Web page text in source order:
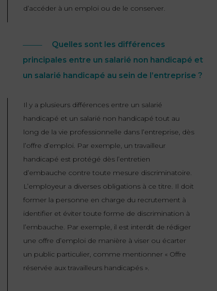
PRÉJUDICE
DES
ÉTRANGERS
ET
DE
L’IMMIGRATION
DROIT
DE
L’URBANISME
d’accéder à un emploi ou de le conserver.
Quelles sont les différences
principales entre un salarié non handicapé et
un salarié handicapé au sein de l’entreprise ?
Il y a plusieurs différences entre un salarié
handicapé et un salarié non handicapé tout au
long de la vie professionnelle dans l’entreprise, dès
l’offre d’emploi. Par exemple, un travailleur
handicapé est protégé dès l’entretien
d’embauche contre toute mesure discriminatoire.
L’employeur a diverses obligations à ce titre. Il doit
former la personne en charge du recrutement à
identifier et éviter toute forme de discrimination à
l’embauche. Par exemple, il est interdit de rédiger
une offre d’emploi de manière à viser ou écarter
un public particulier, comme mentionner « Offre
réservée aux travailleurs handicapés ».